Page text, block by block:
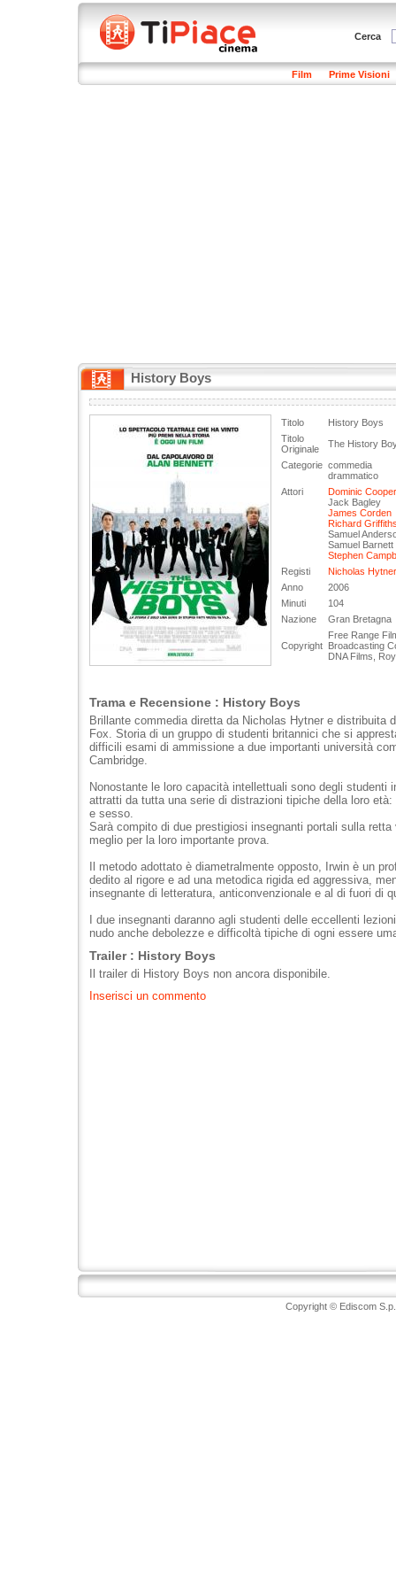
Cerca
Film Prime Visioni
History Boys
Titolo
History Boys
Titolo
Originale
The History
Categorie commedia
drammatico
Attori
Dominic Cooper
Jack Bagley
James Corden
Richard
Samuel
Samuel Barnett
Stephen
Registi
Nicholas Hytner
Anno
2006
Minuti
104
Nazione
Gran Bretagna
Copyright
Free Range
Broadcasting
DNA Films,
Trama e Recensione : History Boys
Brillante commedia diretta da Nicholas Hytner e distribuita
Fox. Storia di un gruppo di studenti britannici che si
difficili esami di ammissione a due importanti università
Cambridge.
Nonostante le loro capacità intellettuali sono degli studenti
attratti da tutta una serie di distrazioni tipiche della loro
e sesso.
Sarà compito di due prestigiosi insegnanti portali sulla retta
meglio per la loro importante prova.
Il metodo adottato è diametralmente opposto, Irwin è un
dedito al rigore e ad una metodica rigida ed aggressiva,
insegnante di letteratura, anticonvenzionale e al di fuori di
I due insegnanti daranno agli studenti delle eccellenti
nudo anche debolezze e difficoltà tipiche di ogni essere
Trailer : History Boys
Il trailer di History Boys non ancora disponibile.
Inserisci un commento
Copyright © Ediscom